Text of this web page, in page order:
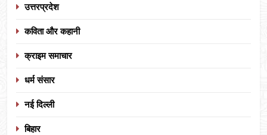
उत्तरप्रदेश
कविता और कहानी
क्राइम समाचार
धर्म संसार
नई दिल्ली
बिहार